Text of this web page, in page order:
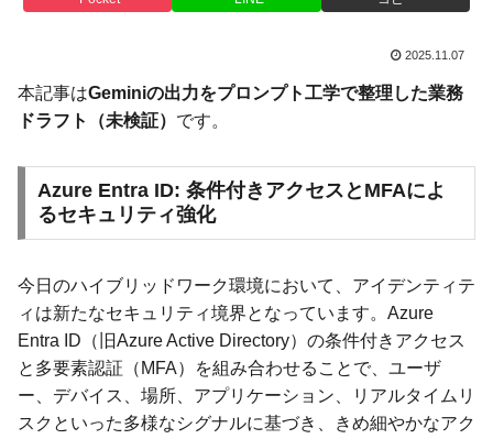
2025.11.07
本記事はGeminiの出力をプロンプト工学で整理した業務
ドラフト（未検証） です。
Azure Entra ID: 条件付きアクセスとMFAによ
るセキュリティ強化
今日のハイブリッドワーク環境において、アイデンティテ
ィは新たなセキュリティ境界となっています。Azure
Entra ID（旧Azure Active Directory）の条件付きアクセス
と多要素認証（MFA）を組み合わせることで、ユーザ
ー、デバイス、場所、アプリケーション、リアルタイムリ
スクといった多様なシグナルに基づき、きめ細やかなアク